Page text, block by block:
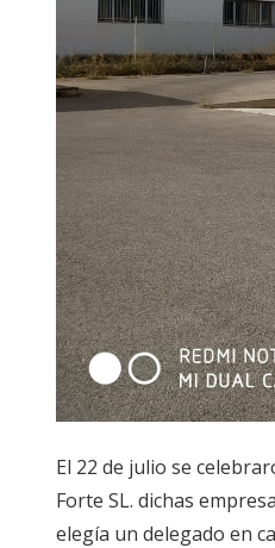
El 22 de julio se
Forte SL. dichas
elegía un delegado en